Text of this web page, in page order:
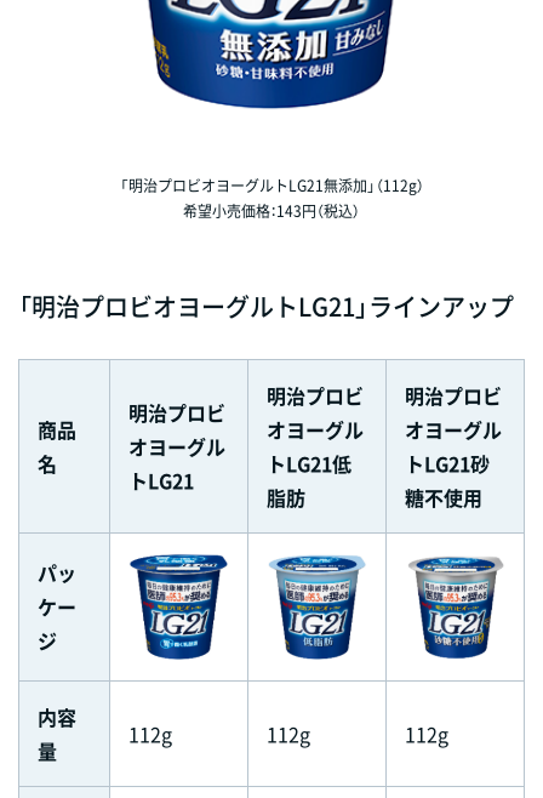
「明治プロビオヨーグルトLG21無添加」（112g）
希望小売価格：143円（税込）
「明治プロビオヨーグルトLG21」ラインアップ
商品
名
明治プロビ
オヨーグル
トLG21
明治プロビ
オヨーグル
トLG21低
脂肪
明治プロビ
オヨーグル
トLG21砂
糖不使用
パッ
ケー
ジ
内容
量
112g 112g 112g